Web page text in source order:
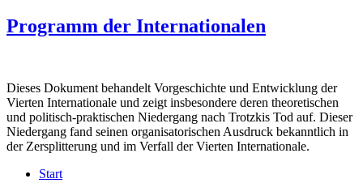
Programm der Internationalen
Dieses Dokument behandelt Vorgeschichte und Entwicklung der
Vierten Internationale und zeigt insbesondere deren theoretischen
und politisch-praktischen Niedergang nach Trotzkis Tod auf. Dieser
Niedergang fand seinen organisatorischen Ausdruck bekanntlich in
der Zersplitterung und im Verfall der Vierten Internationale.
Start